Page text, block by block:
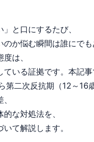
と口にするたび、
か悩む瞬間は誰にで
は、
いる証拠です。本記
第二次反抗期（12～16
な対処法を、
て解説します。